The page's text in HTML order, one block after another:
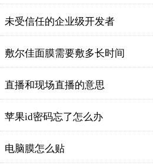
未受信任的企业级开发者
敷尔佳面膜需要敷多长时间
直播和现场直播的意思
苹果id密码忘了怎么办
电脑膜怎么贴